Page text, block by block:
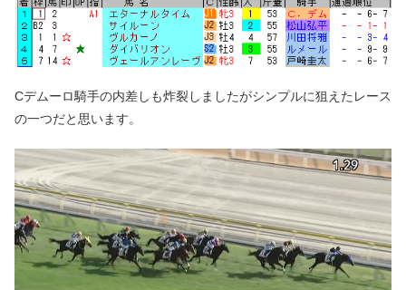
Cデムーロ騎手の内差しも炸裂しましたがシンプルに狙えたレース
の一つだと思います。